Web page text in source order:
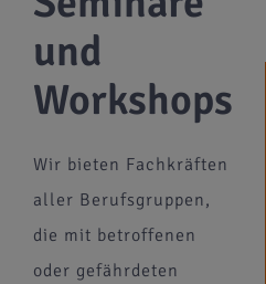
und
Workshops
Wir bieten Fachkräften
aller Berufsgruppen,
die mit betroffenen
oder gefährdeten